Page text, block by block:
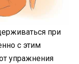
при
с этим
упражнения